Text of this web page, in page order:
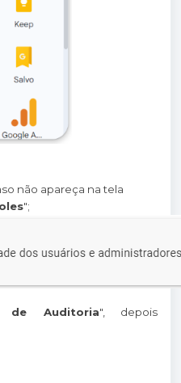
não apareça na tela
";
de Auditoria", depois